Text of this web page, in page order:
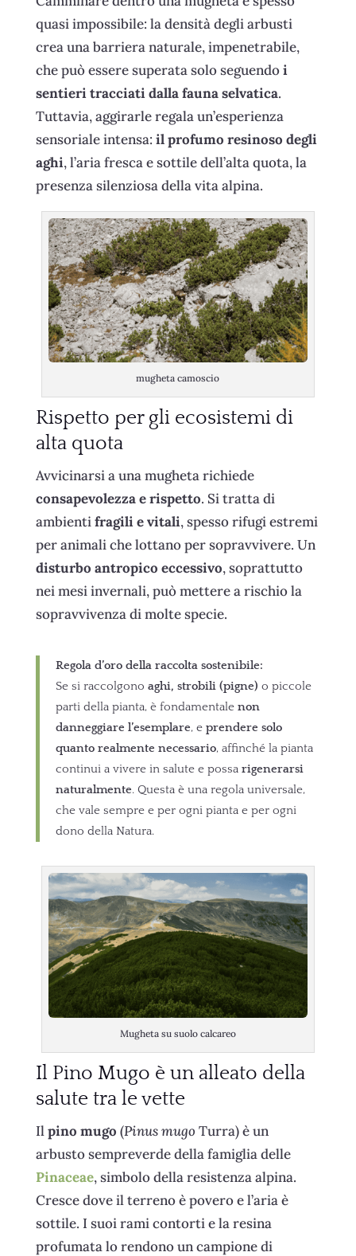
quasi impossibile: la densità degli arbusti
crea una barriera naturale, impenetrabile,
che può essere superata solo seguendoi
sentieri tracciati dalla fauna selvatica.
Tuttavia, aggirarle regala un’esperienza
sensoriale intensa: il profumo resinoso degli
aghi, l’aria fresca e sottile dell’alta quota, la
presenza silenziosa della vita alpina.
mugheta camoscio
Rispetto per gli ecosistemi di
alta quota
Avvicinarsi a una mugheta richiede
consapevolezza e rispetto. Si tratta di
ambientifragili e vitali, spesso rifugi estremi
per animali che lottano per sopravvivere. Un
disturbo antropico eccessivo, soprattutto
nei mesi invernali, può mettere a rischio la
sopravvivenza di molte specie.
Regola d’oro della raccolta sostenibile:
Se si raccolgono aghi, strobili (pigne) o piccole
parti della pianta, è fondamentale non
danneggiare l’esemplare, e prendere solo
quanto realmente necessario, affinché la pianta
continui a vivere in salute e possa rigenerarsi
naturalmente. Questa è una regola universale,
che vale sempre e per ogni pianta e per ogni
dono della Natura.
Mugheta su suolo calcareo
Il Pino Mugo è un alleato della
salute tra le vette
Ilpino mugo (Pinus mugo Turra) è un
arbusto sempreverde della famiglia delle
Pinaceae, simbolo della resistenza alpina.
Cresce dove il terreno è povero e l’aria è
sottile. I suoi rami contorti e la resina
profumata lo rendono un campione di